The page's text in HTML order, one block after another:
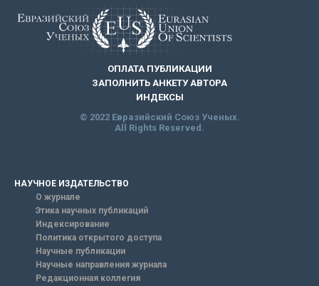
ОПЛАТА ПУБЛИКАЦИИ
ЗАПОЛНИТЬ АНКЕТУ АВТОРА
ИНДЕКСЫ
© 2022 Евразийский Союз Ученых.
All Rights Reserved.
НАУЧНОЕ ИЗДАТЕЛЬСТВО
О журнале
Этика научных публикаций
Индексирование
Политика открытого доступа
Научные публикации
Научные направления журнала
Редакционная коллегия